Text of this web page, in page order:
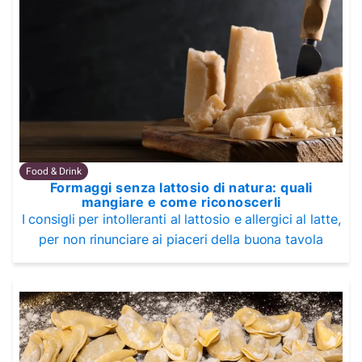
Food & Drink
Formaggi senza lattosio di natura: quali
mangiare e come riconoscerli
I consigli per intolleranti al lattosio e allergici al latte,
per non rinunciare ai piaceri della buona tavola